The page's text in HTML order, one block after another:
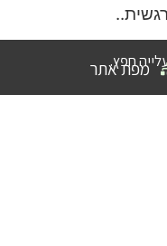
חפץ.
מפת אתר